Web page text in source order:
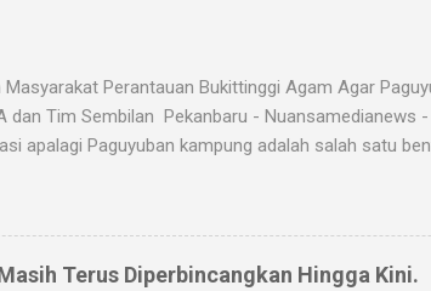
ketika dukun santet mengirimkan makhluk
Masyarakat Perantauan Bukittinggi Agam Agar
dan Tim Sembilan Pekanbaru - Nuansamedianews
apalagi Paguyuban kampung adalah salah satu
di perantauan di Ketuai AKBP (pur) Darien
Ikatan keluarga Bukittinggi,Agam (IKBA) di
Darien Cs, pemuka masyarakat Bukittinggi, Agam
Terus Diperbincangkan Hingga Kini.